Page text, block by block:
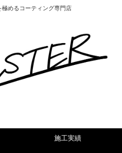
極めるコーティング専門店
施工実績